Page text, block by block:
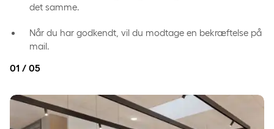
det samme.
Når du har godkendt, vil du modtage en bekræftelse på
mail.
01 / 05